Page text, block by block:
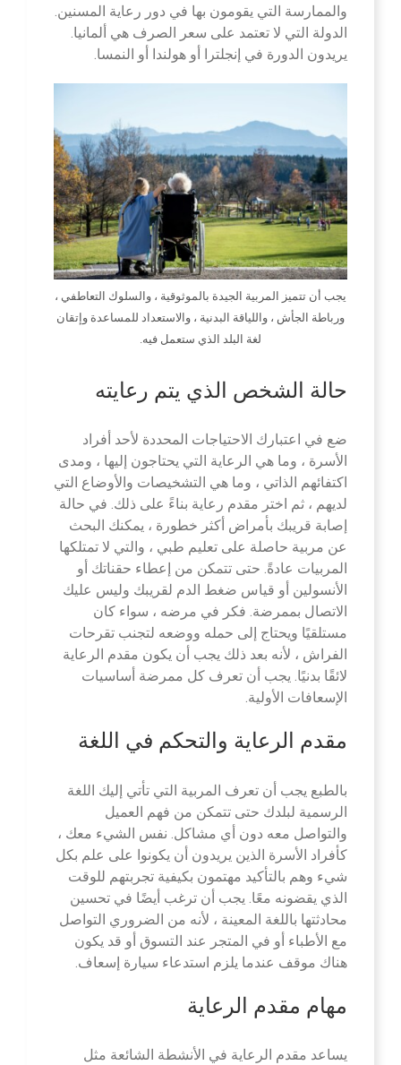
والممارسة التي يقومون بها في دور رعاية المسنين.
الدولة التي لا تعتمد على سعر الصرف هي ألمانيا.
يريدون الدورة في إنجلترا أو هولندا أو النمسا.
يجب أن تتميز المربية الجيدة بالموثوقية ، والسلوك التعاطفي ،
ورباطة الجأش ، واللياقة البدنية ، والاستعداد للمساعدة وإتقان
لغة البلد الذي ستعمل فيه.
حالة الشخص الذي يتم رعايته
ضع في اعتبارك الاحتياجات المحددة لأحد أفراد
الأسرة ، وما هي الرعاية التي يحتاجون إليها ، ومدى
اكتفائهم الذاتي ، وما هي التشخيصات والأوضاع التي
لديهم ، ثم اختر مقدم رعاية بناءً على ذلك. في حالة
إصابة قريبك بأمراض أكثر خطورة ، يمكنك البحث
عن مربية حاصلة على تعليم طبي ، والتي لا تمتلكها
المربيات عادةً. حتى تتمكن من إعطاء حقناتك أو
الأنسولين أو قياس ضغط الدم لقريبك وليس عليك
الاتصال بممرضة. فكر في مرضه ، سواء كان
مستلقيًا ويحتاج إلى حمله ووضعه لتجنب تقرحات
الفراش ، لأنه بعد ذلك يجب أن يكون مقدم الرعاية
لائقًا بدنيًا. يجب أن تعرف كل ممرضة أساسيات
الإسعافات الأولية.
مقدم الرعاية والتحكم في اللغة
بالطبع يجب أن تعرف المربية التي تأتي إليك اللغة
الرسمية لبلدك حتى تتمكن من فهم العميل
والتواصل معه دون أي مشاكل. نفس الشيء معك ،
كأفراد الأسرة الذين يريدون أن يكونوا على علم بكل
شيء وهم بالتأكيد مهتمون بكيفية تجربتهم للوقت
الذي يقضونه معًا. يجب أن ترغب أيضًا في تحسين
محادثتها باللغة المعينة ، لأنه من الضروري التواصل
مع الأطباء أو في المتجر عند التسوق أو قد يكون
هناك موقف عندما يلزم استدعاء سيارة إسعاف.
مهام مقدم الرعاية
يساعد مقدم الرعاية في الأنشطة الشائعة مثل